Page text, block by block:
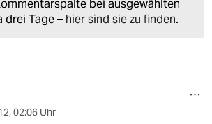
bei ausgewählten
drei Tage – hier sind sie zu finden.
, 02:06 Uhr